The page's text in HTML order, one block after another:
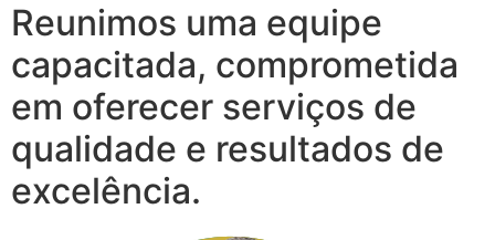
Reunimos uma equipe
capacitada, comprometida
em oferecer serviços de
qualidade e resultados de
excelência.